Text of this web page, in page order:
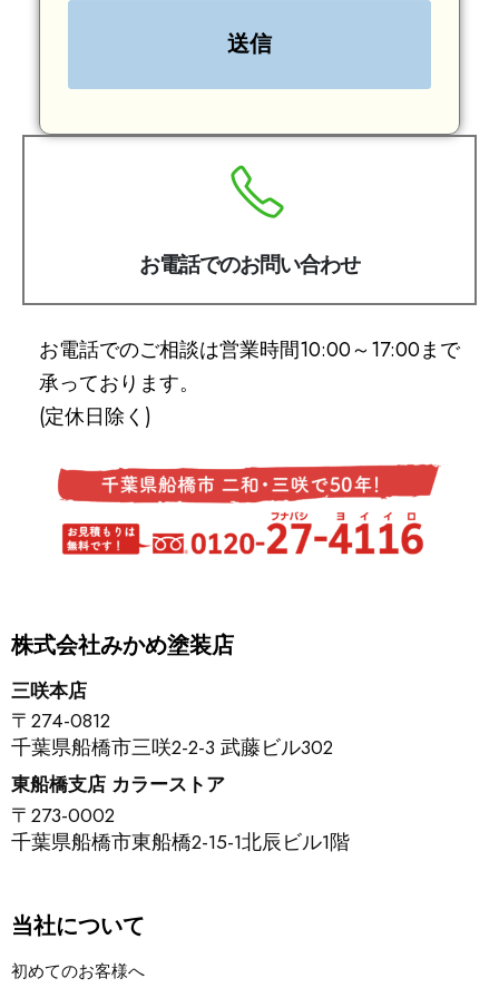
お電話でのお問い合わせ
お電話でのご相談は営業時間10:00～17:00まで
承っております。
(定休日除く)
株式会社みかめ塗装店
三咲本店
〒274-0812
千葉県船橋市三咲2-2-3 武藤ビル302
東船橋支店 カラーストア
〒273-0002
千葉県船橋市東船橋2-15-1北辰ビル1階
当社について
初めてのお客様へ